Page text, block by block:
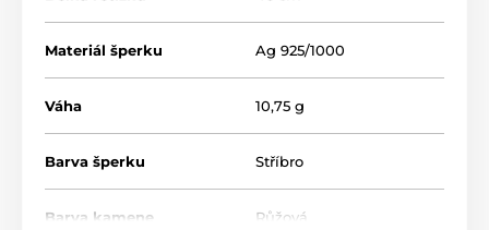
Materiál šperku Ag 925/1000
Váha 10,75 g
Barva šperku Stříbro
Barva kamene Růžová